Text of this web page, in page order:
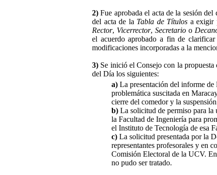
2) Fue aprobada el acta de la sesión
del acta de la Tabla de Títulos a exigir
Rector, Vicerrector, Secretarioo
el acuerdo aprobado a fin de
modificaciones incorporadas a la
3) Se inició el Consejo con la
del Día los siguientes:
a) La presentación del informe de
problemática suscitada en
cierre del comedor y la
b) La solicitud de permiso para
la Facultad de Ingeniería para
el Instituto de Tecnología de esa
c) La solicitud presentada por la
representantes profesorales y en
Comisión Electoral de la UCV.
no pudo ser tratado.